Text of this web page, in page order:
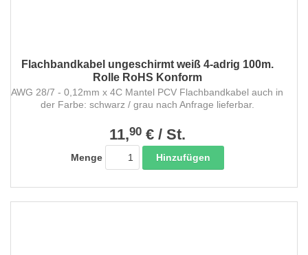
Flachbandkabel ungeschirmt weiß 4-adrig 100m.
Rolle RoHS Konform
AWG 28/7 - 0,12mm x 4C Mantel PCV Flachbandkabel auch in
der Farbe: schwarz / grau nach Anfrage lieferbar.
11,90€/ St.
Menge Hinzufügen